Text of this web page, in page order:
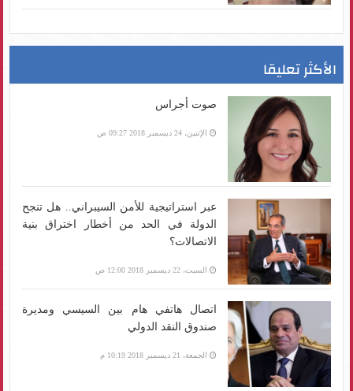
الأكثر تعليقا
صوت أجراس
الإثنين، 24 ديسمبر 2018 09:27 ص
عبر استراتيجية للأمن السيبراني.. هل تنجح
الدولة في الحد من أخطار اختراق بنية
الاتصالات؟
السبت، 22 ديسمبر 2018 12:00 ص
اتصال هاتفي هام بين السيسي ومديرة
صندوق النقد الدولي
الجمعة، 21 ديسمبر 2018 10:19 م